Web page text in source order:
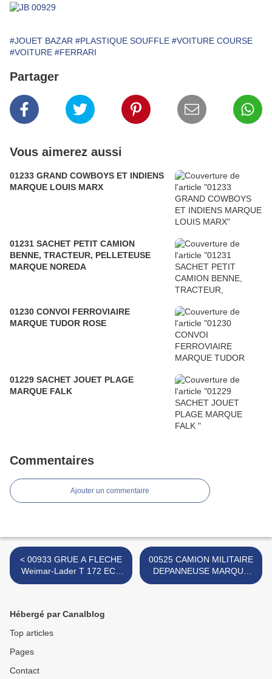
#JOUET BAZAR #PLASTIQUE SOUFFLE #VOITURE COURSE
#VOITURE #FERRARI
Partager
Vous aimerez aussi
01233 GRAND COWBOYS ET INDIENS
MARQUE LOUIS MARX
01231 SACHET PETIT CAMION
BENNE, TRACTEUR, PELLETEUSE
MARQUE NOREDA
01230 CONVOI FERROVIAIRE
MARQUE TUDOR ROSE
01229 SACHET JOUET PLAGE
MARQUE FALK
Commentaires
Ajouter un commentaire
< 00933 GRUE A FLECHE
Weimar-Lader T 172 ECH
H0 MARQUE ESPEWE
00525 CAMION MILITAIRE
DEPANNEUSE MARQUE
KLEEWARE >
Hébergé par Canalblog
Top articles
Pages
Contact